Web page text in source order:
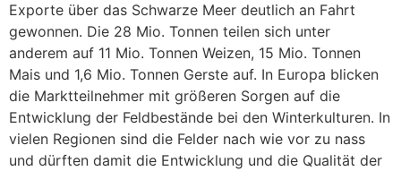
Exporte über das Schwarze Meer deut­lich an Fahrt
gewonnen. Die 28 Mio. Tonnen teilen sich unter
anderem auf 11 Mio. Tonnen Weizen, 15 Mio. Tonnen
Mais und 1,6 Mio. Tonnen Gerste auf. In Europa blicken
die Markt­teil­nehmer mit größeren Sorgen auf die
Entwick­lung der Feld­be­stände bei den Winter­kul­turen. In
vielen Regionen sind die Felder nach wie vor zu nass
und dürften damit die Entwick­lung und die Qualität der